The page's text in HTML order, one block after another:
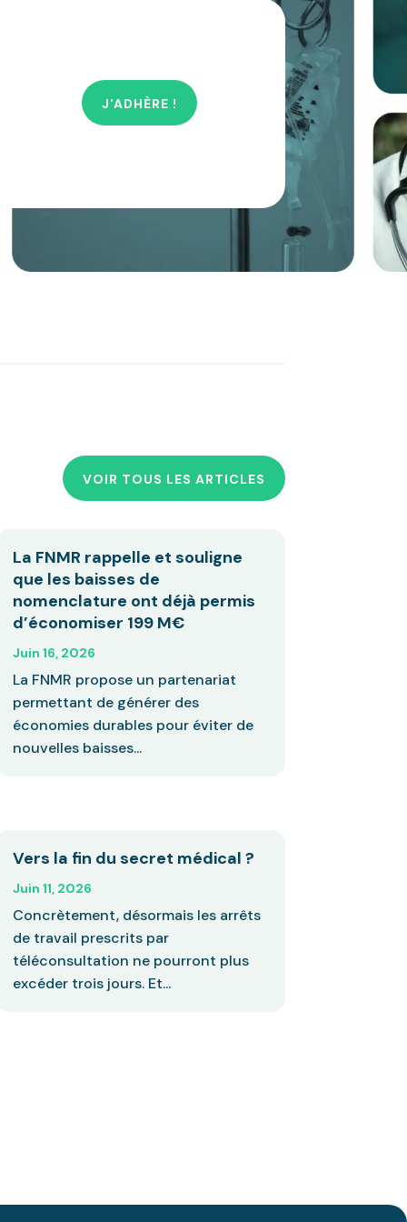
J'ADHÈRE !
VOIR TOUS LES ARTICLES
La FNMR rappelle et souligne
que les baisses de
nomenclature ont déjà permis
d’économiser 199 M€
Juin 16, 2026
La FNMR propose un partenariat
permettant de générer des
économies durables pour éviter de
nouvelles baisses...
Vers la fin du secret médical ?
Juin 11, 2026
Concrètement, désormais les arrêts
de travail prescrits par
téléconsultation ne pourront plus
excéder trois jours. Et...